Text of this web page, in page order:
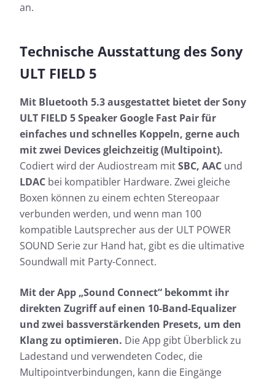
an.
Technische Ausstattung des Sony
ULT FIELD 5
Mit Bluetooth 5.3 ausgestattet bietet der Sony
ULT FIELD 5 Speaker Google Fast Pair für
einfaches und schnelles Koppeln, gerne auch
mit zwei Devices gleichzeitig (Multipoint).
Codiert wird der Audiostream mitSBC, AAC und
LDAC bei kompatibler Hardware. Zwei gleiche
Boxen können zu einem echten Stereopaar
verbunden werden, und wenn man 100
kompatible Lautsprecher aus der ULT POWER
SOUND Serie zur Hand hat, gibt es die ultimative
Soundwall mit Party-Connect.
Mit der App „Sound Connect“ bekommt ihr
direkten Zugriff auf einen 10-Band-Equalizer
und zwei bassverstärkenden Presets, um den
Klang zu optimieren. Die App gibt Überblick zu
Ladestand und verwendeten Codec, die
Multipointverbindungen, kann die Eingänge